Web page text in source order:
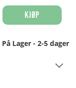
Kjøp
På Lager - 2-5 dager